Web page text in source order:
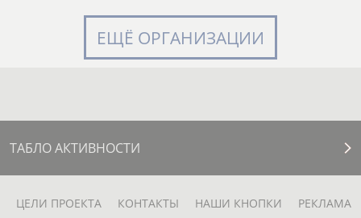
ЕЩЁ ОРГАНИЗАЦИИ
ТАБЛО АКТИВНОСТИ
ЦЕЛИ ПРОЕКТА КОНТАКТЫ НАШИ КНОПКИ РЕКЛАМА